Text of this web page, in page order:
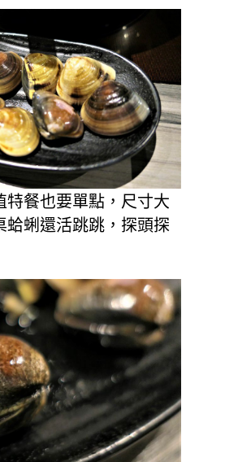
特餐也要單點，尺寸大
蛤蜊還活跳跳，探頭探